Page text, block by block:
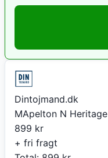
Dintojmand.dk
MApelton N Heritage
899 kr
+ fri fragt